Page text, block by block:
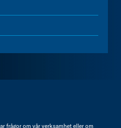
frågor om vår verksamhet eller om